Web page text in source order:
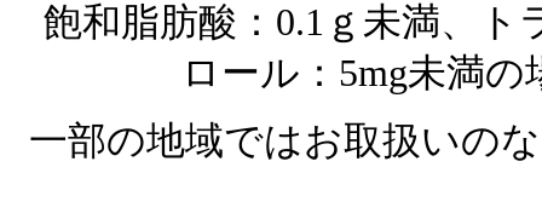
飽和脂肪酸：0.1ｇ未満、ト
ロール：5mg未満
一部の地域ではお取扱いの